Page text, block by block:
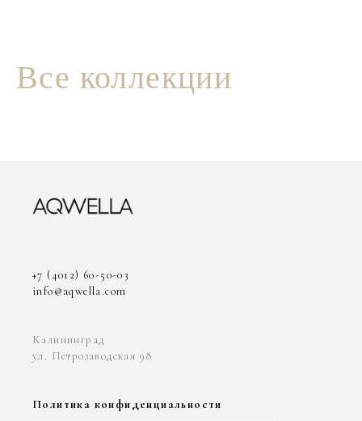
Все коллекции
+7 (4012) 60-50-03
info@aqwella.com
Калининград
ул. Петрозаводская 98
Политика конфиденциальности